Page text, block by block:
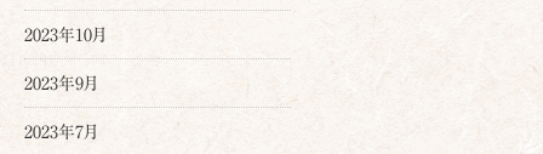
2023年10月
2023年9月
2023年7月